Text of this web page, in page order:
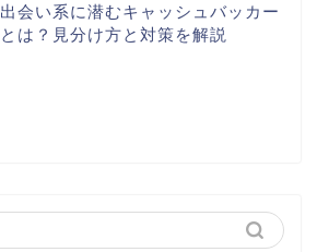
出会い系に潜むキャッシュバッカー
とは？見分け方と対策を解説